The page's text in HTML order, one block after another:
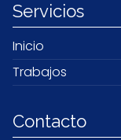
Servicios
Inicio
Trabajos
Contacto